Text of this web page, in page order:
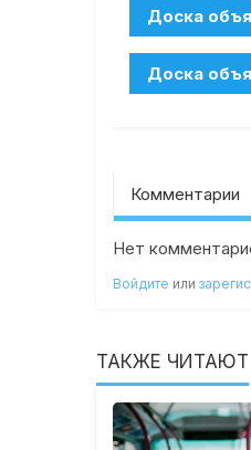
Комментарии
Нет
Войдите или
ТАКЖЕ ЧИТАЮТ